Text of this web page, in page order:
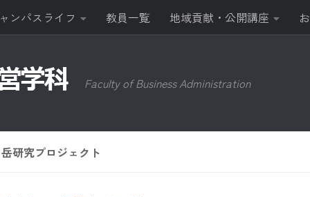
ンパスライフ 教員一覧 地域貢献・公開講座
Faculty of Business Administration
研究プロジェクト